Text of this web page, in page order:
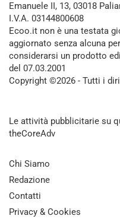
Emanuele II, 13, 03018
I.V.A. 03144800608
Ecoo.it non è una testata
aggiornato senza alcuna
considerarsi un prodotto
del 07.03.2001
Copyright ©2026 - Tutti i
Le attività pubblicitarie su
theCoreAdv
Chi Siamo
Redazione
Contatti
Privacy & Cookies